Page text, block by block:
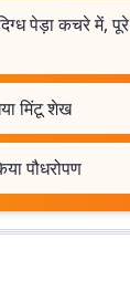
पेड़ा कचरे में,
मिंटू शेख
पौधरोपण